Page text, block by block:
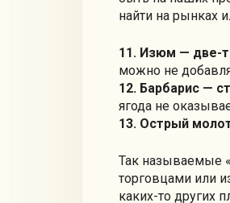
найти на рынках
11. Изюм — две-
можно не
12. Барбарис —
ягода не
13. Острый
Так называемые
торговцами или
каких-то других